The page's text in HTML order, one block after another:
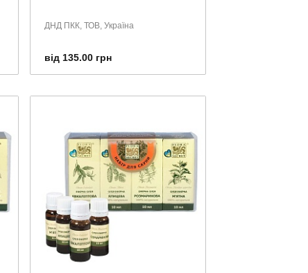
ДНД ПКК, ТОВ, Україна
від 135.00 грн